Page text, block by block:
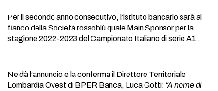
Per il secondo anno consecutivo, l’istituto bancario sarà al
fianco della Società rossoblù quale Main Sponsor per la
stagione 2022-2023 del Campionato Italiano di serie A1 .
Ne dà l’annuncio e la conferma il Direttore Territoriale
Lombardia Ovest di BPER Banca, Luca Gotti: “A nome di